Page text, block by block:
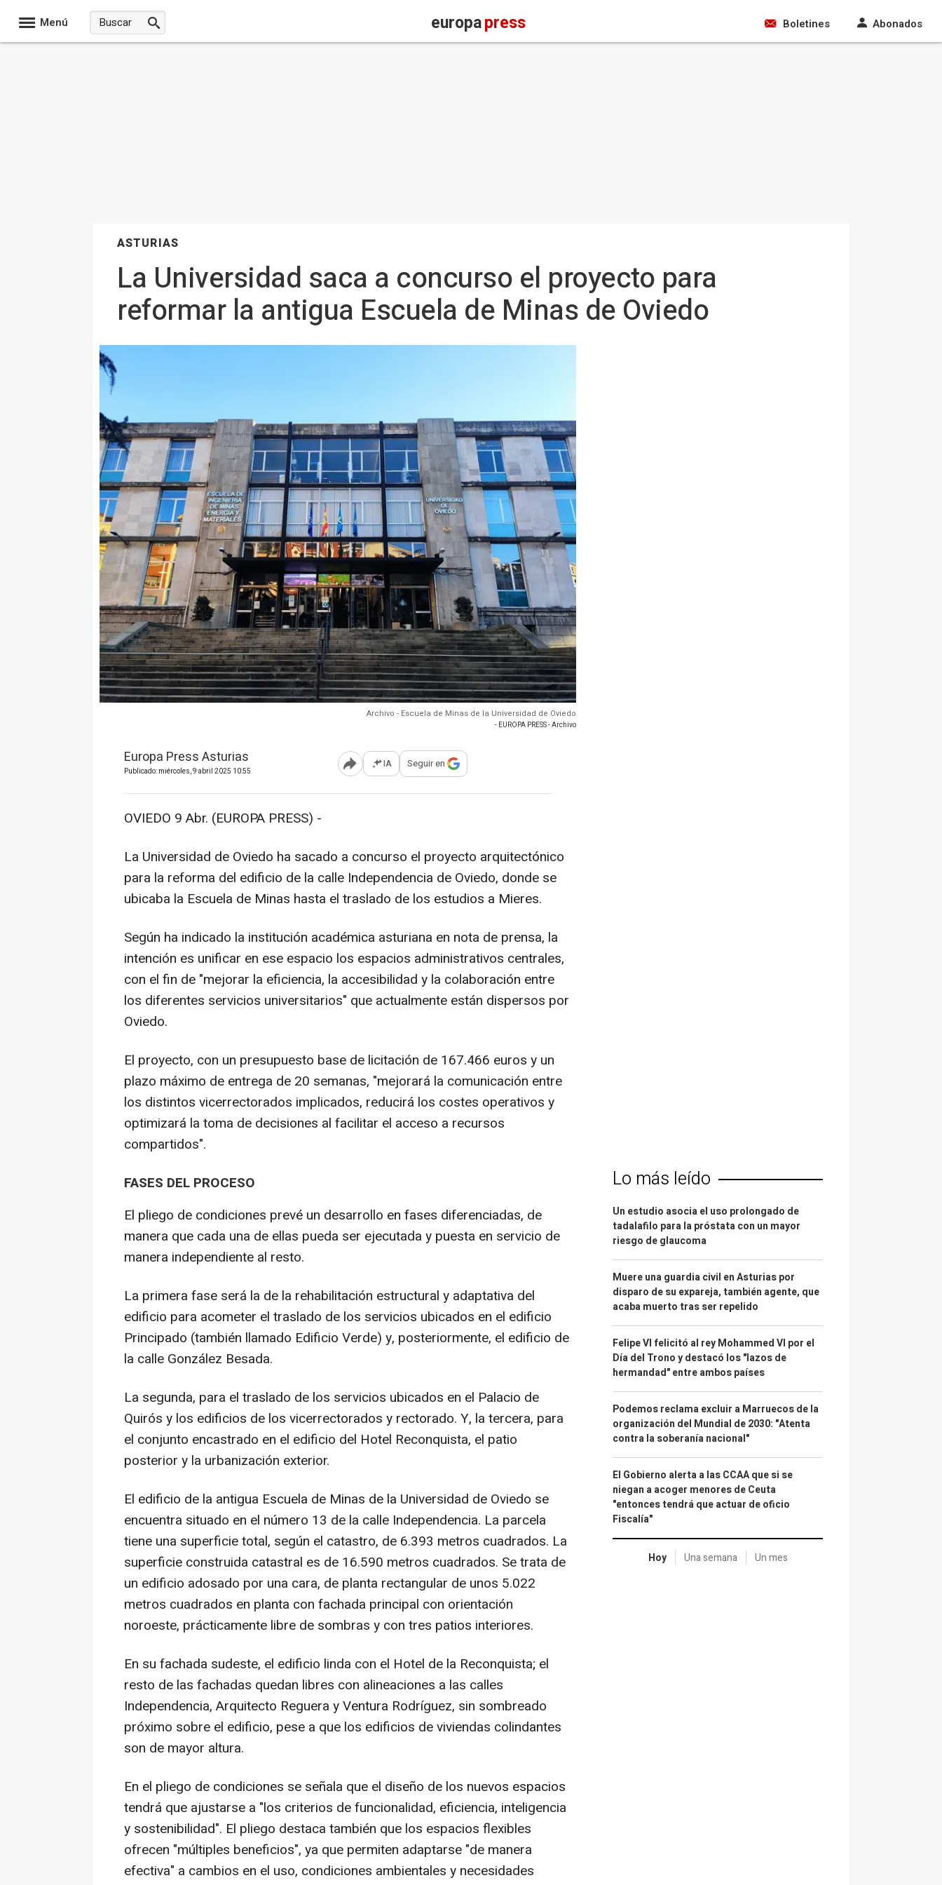
Menú europapress Boletines Abonados
ASTURIAS
La Universidad saca a concurso el proyecto para
reformar la antigua Escuela de Minas de Oviedo
Archivo - Escuela de Minas de la Universidad de Oviedo
- EUROPA PRESS - Archivo
Europa Press Asturias
Publicado: miércoles, 9 abril 2025 10:55 Abrir opciones para compartir
IA Seguir en
OVIEDO 9 Abr. (EUROPA PRESS) -
La Universidad de Oviedo ha sacado a concurso el proyecto arquitectónico
para la reforma del edificio de la calle Independencia de Oviedo, donde se
ubicaba la Escuela de Minas hasta el traslado de los estudios a Mieres.
Según ha indicado la institución académica asturiana en nota de prensa, la
intención es unificar en ese espacio los espacios administrativos centrales,
con el fin de "mejorar la eficiencia, la accesibilidad y la colaboración entre
los diferentes servicios universitarios" que actualmente están dispersos por
Oviedo.
El proyecto, con un presupuesto base de licitación de 167.466 euros y un
plazo máximo de entrega de 20 semanas, "mejorará la comunicación entre
los distintos vicerrectorados implicados, reducirá los costes operativos y
optimizará la toma de decisiones al facilitar el acceso a recursos
compartidos".
FASES DEL PROCESO
El pliego de condiciones prevé un desarrollo en fases diferenciadas, de
manera que cada una de ellas pueda ser ejecutada y puesta en servicio de
manera independiente al resto.
La primera fase será la de la rehabilitación estructural y adaptativa del
edificio para acometer el traslado de los servicios ubicados en el edificio
Principado (también llamado Edificio Verde) y, posteriormente, el edificio de
la calle González Besada.
La segunda, para el traslado de los servicios ubicados en el Palacio de
Quirós y los edificios de los vicerrectorados y rectorado. Y, la tercera, para
el conjunto encastrado en el edificio del Hotel Reconquista, el patio
posterior y la urbanización exterior.
El edificio de la antigua Escuela de Minas de la Universidad de Oviedo se
encuentra situado en el número 13 de la calle Independencia. La parcela
tiene una superficie total, según el catastro, de 6.393 metros cuadrados. La
superficie construida catastral es de 16.590 metros cuadrados. Se trata de
un edificio adosado por una cara, de planta rectangular de unos 5.022
metros cuadrados en planta con fachada principal con orientación
noroeste, prácticamente libre de sombras y con tres patios interiores.
En su fachada sudeste, el edificio linda con el Hotel de la Reconquista; el
resto de las fachadas quedan libres con alineaciones a las calles
Independencia, Arquitecto Reguera y Ventura Rodríguez, sin sombreado
próximo sobre el edificio, pese a que los edificios de viviendas colindantes
son de mayor altura.
En el pliego de condiciones se señala que el diseño de los nuevos espacios
tendrá que ajustarse a "los criterios de funcionalidad, eficiencia, inteligencia
y sostenibilidad". El pliego destaca también que los espacios flexibles
ofrecen "múltiples beneficios", ya que permiten adaptarse "de manera
efectiva" a cambios en el uso, condiciones ambientales y necesidades
Lo más leído
Un estudio asocia el uso prolongado de
tadalafilo para la próstata con un mayor
riesgo de glaucoma
Muere una guardia civil en Asturias por
disparo de su expareja, también agente, que
acaba muerto tras ser repelido
Felipe VI felicitó al rey Mohammed VI por el
Día del Trono y destacó los "lazos de
hermandad" entre ambos países
Podemos reclama excluir a Marruecos de la
organización del Mundial de 2030: "Atenta
contra la soberanía nacional"
El Gobierno alerta a las CCAA que si se
niegan a acoger menores de Ceuta
"entonces tendrá que actuar de oficio
Fiscalía"
Hoy Una semana Un mes